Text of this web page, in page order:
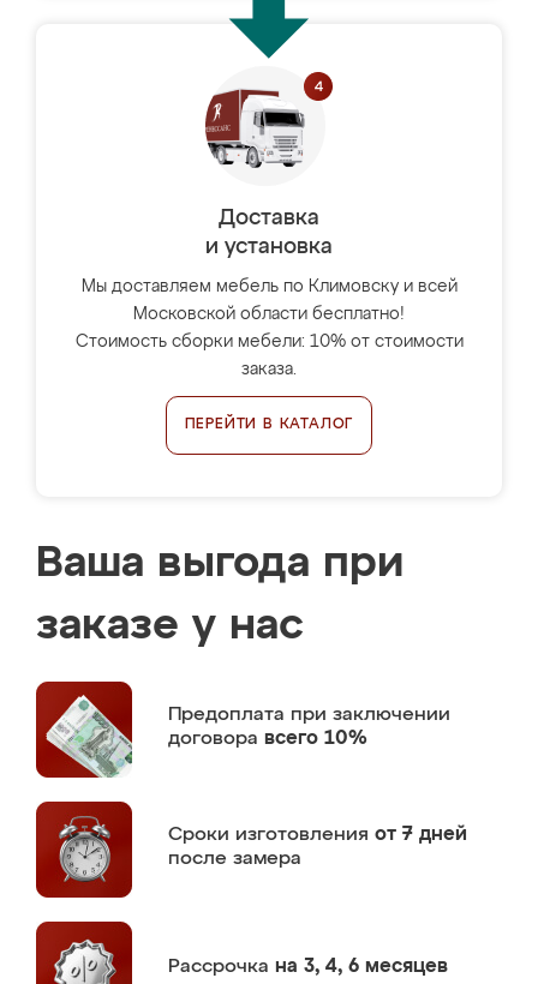
Доставка
и установка
Мы доставляем мебель по Климовску и всей
Московской области бесплатно!
Стоимость сборки мебели: 10% от стоимости
заказа.
ПЕРЕЙТИ В КАТАЛОГ
Ваша выгода при
заказе у нас
Предоплата при заключении
договора всего 10%
Сроки изготовления от 7 дней
после замера
Рассрочка на 3, 4, 6 месяцев